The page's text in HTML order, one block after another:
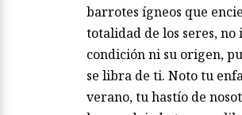
barrotes ígneos que
totalidad de los seres, no
condición ni su origen,
se libra de ti. Noto tu
verano, tu hastío de